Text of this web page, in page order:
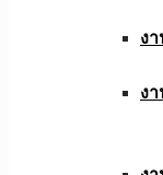
ง
ง